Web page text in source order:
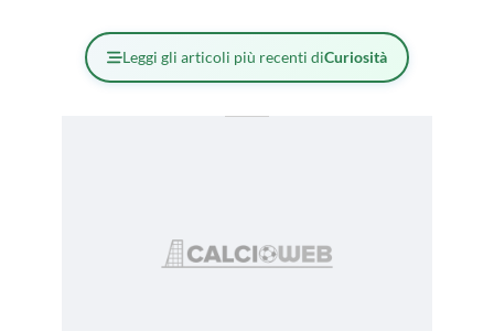
Leggi gli articoli più recenti diCuriosità